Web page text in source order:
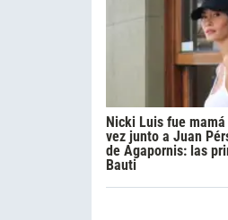
Nicki Luis fue
vez junto a Juan
de Agapornis: las
Bauti